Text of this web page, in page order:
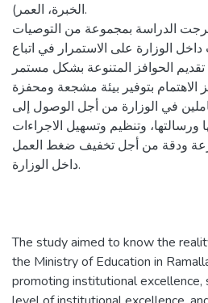
الخبرة، العمر).
خرجت الدراسة بمجموعة من التوصيات
داخل الوزارة على الاستمرار في اتباع
تقديم الحوافز المتنوعة بشكل مستمر
بتوفير بيئة مشجعة ومحفزة
في الوزارة من أجل الوصول إلى
ورسالتها، وتنظيم وتسهيل الاجراءات
بسرعة ودقة من أجل تخفيف ضغط العمل
داخل الوزارة.
The study aimed to know the
the Ministry of Education in
promoting institutional excellence,